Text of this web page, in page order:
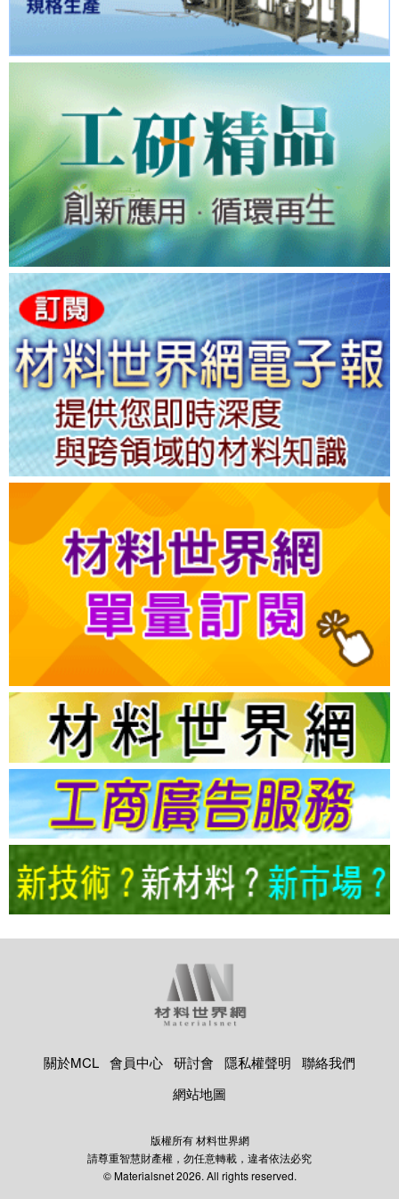
關於MCL 會員中心 研討會 隱私權聲明
聯絡我們
網站地圖
版權所有 材料世界網
請尊重智慧財產權，勿任意轉載，違者依法必究
© Materialsnet 2026. All rights reserved.